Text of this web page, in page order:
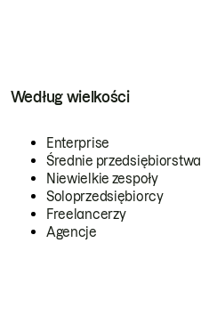
Według wielkości
Enterprise
Średnie przedsiębiorstwa
Niewielkie zespoły
Soloprzedsiębiorcy
Freelancerzy
Agencje